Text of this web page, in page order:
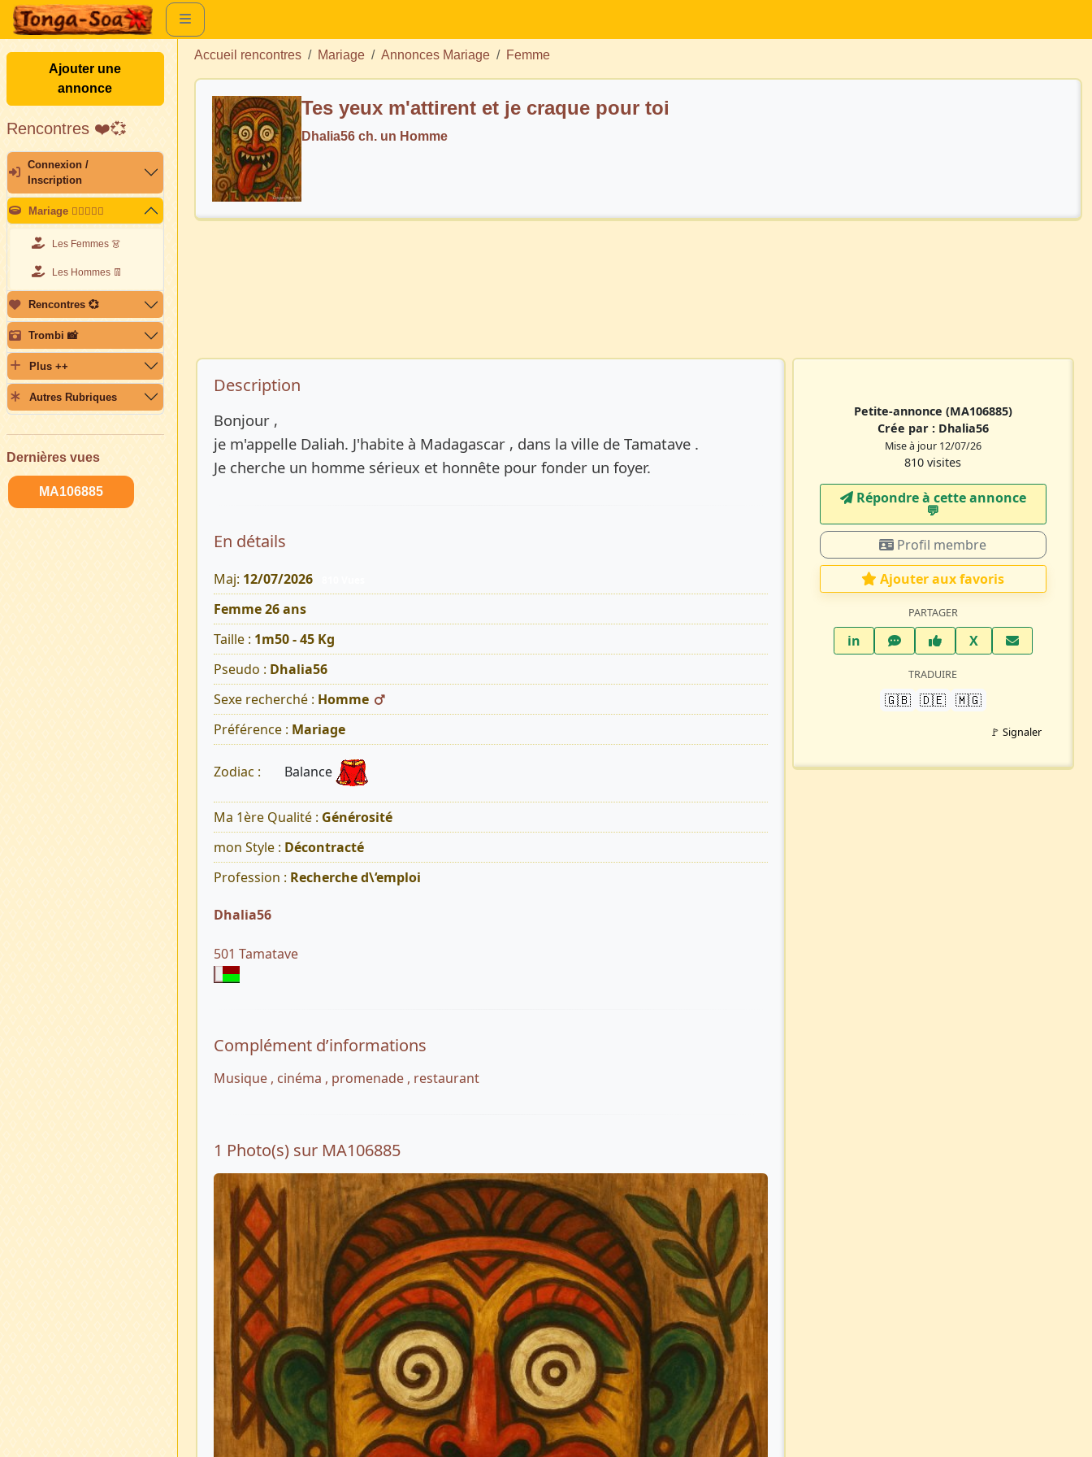
Ajouter une
annonce
Rencontres ❤️💞
Connexion /
Inscription
Mariage 👩🏽‍❤️‍👨🏽
Les Femmes 👗
Les Hommes 👖
Rencontres 💞
Trombi 📸
Plus ++
Autres Rubriques
Dernières vues
MA106885
Accueil rencontres Mariage Annonces Mariage Femme
Tes yeux m'attirent et je craque pour toi
Dhalia56 ch. un Homme
Description de l’annonce
Description
Bonjour ,
je m'appelle Daliah. J'habite à Madagascar , dans la ville de Tamatave .
Je cherche un homme sérieux et honnête pour fonder un foyer.
En détails
Maj: 12/07/2026
Femme 26 ans
Taille : 1m50 - 45 Kg
Pseudo : Dhalia56
Sexe recherché : Homme
Préférence : Mariage
Zodiac : Balance
Ma 1ère Qualité : Générosité
mon Style : Décontracté
Profession : Recherche d\‘emploi
Dhalia56
501 Tamatave
Complément d’informations
Musique , cinéma , promenade , restaurant
1 Photo(s) sur MA106885
Petite-annonce (MA106885)
Crée par : Dhalia56
Mise à jour 12/07/26
810 visites
Répondre à cette annonce
💬​
Profil membre
Ajouter aux favoris
PARTAGER
inLinkedInWhatsAppFacebook
XTwitter X
TRADUIRE
🇬🇧 🇩🇪 🇲🇬
🚩 Signaler